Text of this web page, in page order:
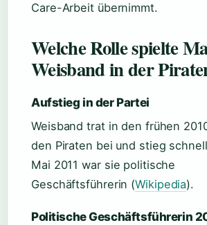
Care-Arbeit übernimmt.
Welche Rolle spielte
Weisband in der
Aufstieg in der Partei
Weisband trat in den frühen
den Piraten bei und stieg
Mai 2011 war sie politische
Geschäftsführerin (Wikipedia).
Politische Geschäftsführerin